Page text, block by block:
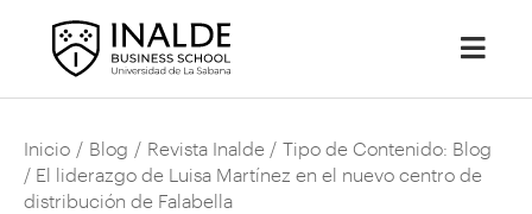
Inicio / Blog / Revista Inalde / Tipo de Contenido: Blog
/ El liderazgo de Luisa Martínez en el nuevo centro de
distribución de Falabella